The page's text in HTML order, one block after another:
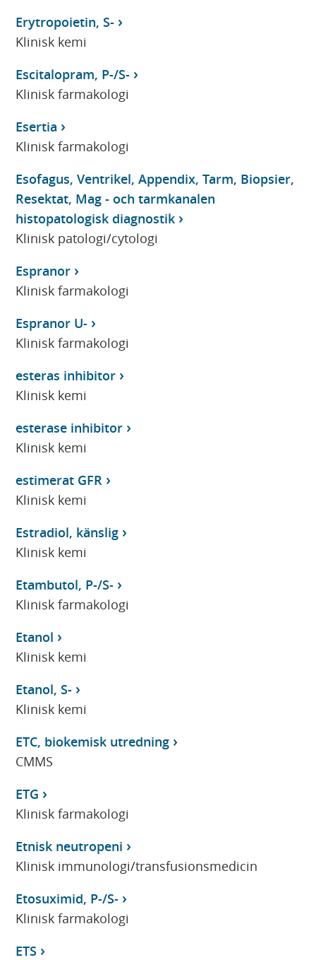
Erytropoietin, S-
Klinisk kemi
Escitalopram, P-/S-
Klinisk farmakologi
Esertia
Klinisk farmakologi
Esofagus, Ventrikel, Appendix, Tarm, Biopsier,
Resektat, Mag - och tarmkanalen
histopatologisk diagnostik
Klinisk patologi/cytologi
Espranor
Klinisk farmakologi
Espranor U-
Klinisk farmakologi
esteras inhibitor
Klinisk kemi
esterase inhibitor
Klinisk kemi
estimerat GFR
Klinisk kemi
Estradiol, känslig
Klinisk kemi
Etambutol, P-/S-
Klinisk farmakologi
Etanol
Klinisk kemi
Etanol, S-
Klinisk kemi
ETC, biokemisk utredning
CMMS
ETG
Klinisk farmakologi
Etnisk neutropeni
Klinisk immunologi/transfusionsmedicin
Etosuximid, P-/S-
Klinisk farmakologi
ETS